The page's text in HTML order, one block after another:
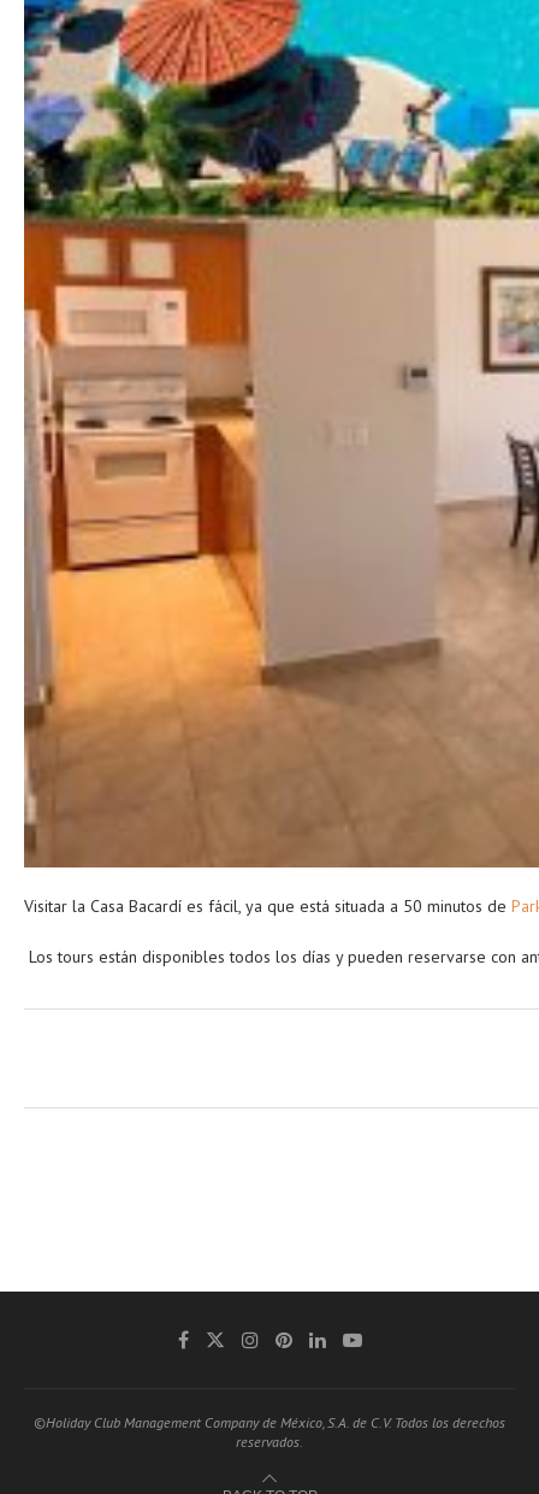
Visitar la Casa Bacardí es fácil, ya que está situada a 50 minutos de
Los tours están disponibles todos los días y pueden reservarse con
©Holiday Club Management Company de México, S.A. de C.V. Todos los derechos
reservados.